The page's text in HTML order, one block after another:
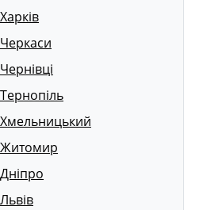
Хмельницький
Житомир